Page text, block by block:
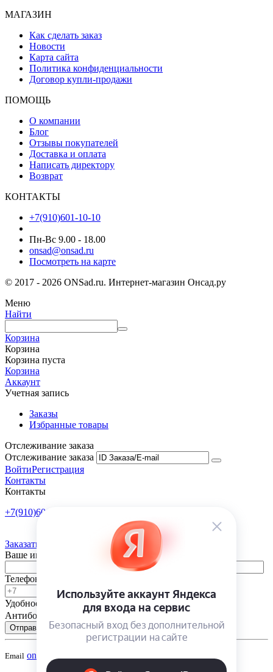
МАГАЗИН
Как сделать заказ
Новости
Карта сайта
Политика конфиденциальности
Договор купли-продажи
ПОМОЩЬ
О компании
Блог
Отзывы покупателей
Доставка и оплата
Написать директору
Возврат
КОНТАКТЫ
+7(910)601-10-10
Пн-Вс 9.00 - 18.00
onsad@onsad.ru
Посмотреть на карте
© 2017 - 2026 ONSad.ru. Интернет-магазин Онсад.ру
Меню
Найти
Корзина
Корзина
Корзина пуста
Корзина
Аккаунт
Учетная запись
Заказы
Избранные товары
Отслеживание заказа
Отслеживание заказа
ВойтиРегистрация
Контакты
Контакты
+7(910)601-10-10
Заказать обратный звонок
Ваше имя
Телефон
Удобное время
-
Антибот
Отправить
Email onsad@onsad.ru